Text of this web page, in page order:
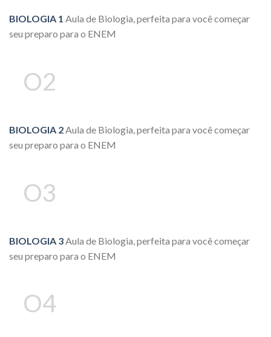
BIOLOGIA 1 Aula de Biologia, perfeita para você começar
seu preparo para o ENEM
O2
BIOLOGIA 2Aula de Biologia, perfeita para você começar
seu preparo para o ENEM
O3
BIOLOGIA 3 Aula de Biologia, perfeita para você começar
seu preparo para o ENEM
O4